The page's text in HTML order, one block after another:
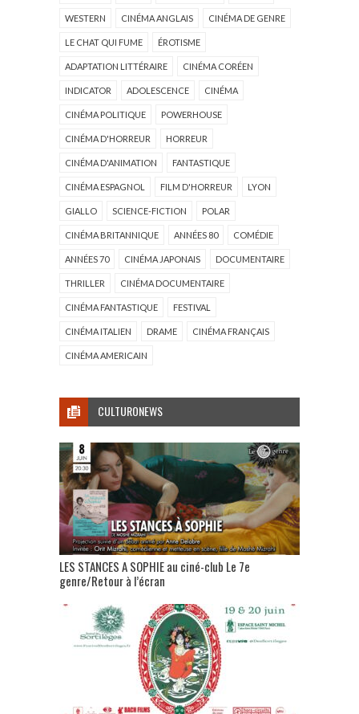
WESTERN CINÉMA ANGLAIS CINÉMA DE GENRE
LE CHAT QUI FUME ÉROTISME
ADAPTATION LITTÉRAIRE CINÉMA CORÉEN
INDICATOR ADOLESCENCE CINÉMA
CINÉMA POLITIQUE POWERHOUSE
CINÉMA D'HORREUR HORREUR
CINÉMA D'ANIMATION FANTASTIQUE
CINÉMA ESPAGNOL FILM D'HORREUR LYON
GIALLO SCIENCE-FICTION POLAR
CINÉMA BRITANNIQUE ANNÉES 80 COMÉDIE
ANNÉES 70 CINÉMA JAPONAIS DOCUMENTAIRE
THRILLER CINÉMA DOCUMENTAIRE
CINÉMA FANTASTIQUE FESTIVAL
CINÉMA ITALIEN DRAME CINÉMA FRANÇAIS
CINÉMA AMERICAIN
CULTURONEWS
LES STANCES A SOPHIE au ciné-club Le 7e
genre/Retour à l’écran